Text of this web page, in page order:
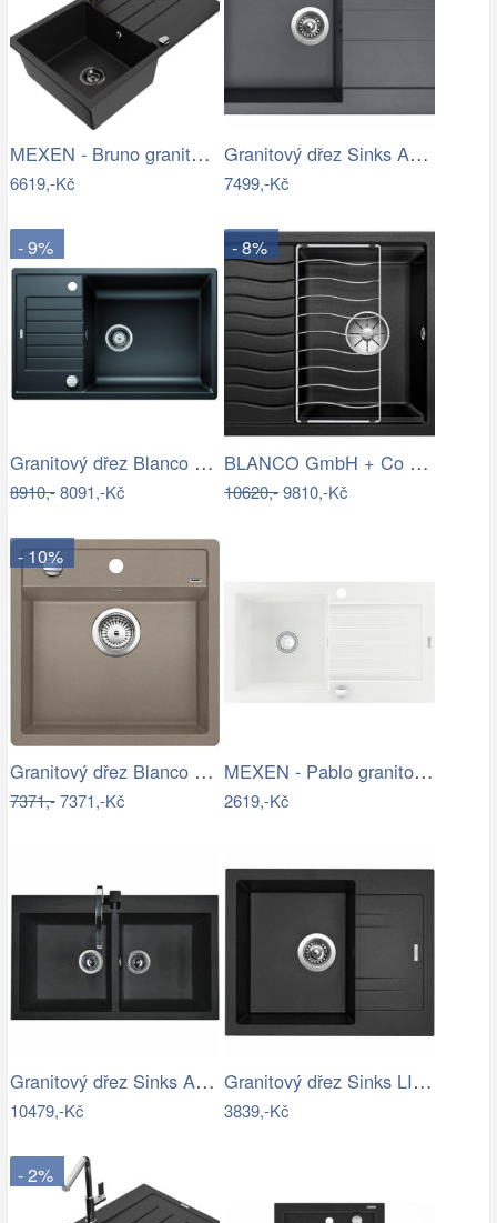
MEXEN - Bruno granitový dřez s…
6619,-Kč
Granitový dřez Sinks AMANDA 780 Titanium
7499,-Kč
- 9%
Granitový dřez Blanco ZIA XL 6 S…
8910,-8091,-Kč
- 8%
BLANCO GmbH + Co KG Granitový dřez…
10620,-9810,-Kč
- 10%
Granitový dřez Blanco DALAGO 5 tartufo…
7371,-7371,-Kč
MEXEN - Pablo granitový dřez 1 s…
2619,-Kč
Granitový dřez Sinks AMANDA 860 DUO…
10479,-Kč
Granitový dřez Sinks LINEA 600 N…
3839,-Kč
- 2%